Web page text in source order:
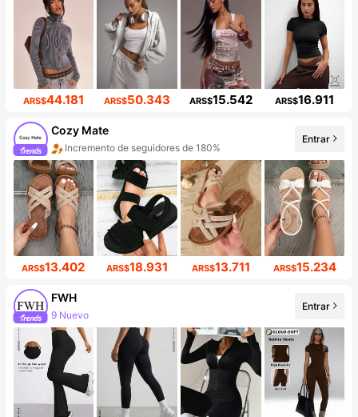
ARS$44.181 ARS$50.343 ARS$15.542 ARS$16.911
Cozy Mate
Incremento de seguidores de 180%
Entrar
ARS$13.402 ARS$18.931 ARS$13.711 ARS$15.234
FWH
9 Nuevo
Incremento de seguidores de 15%
Entrar